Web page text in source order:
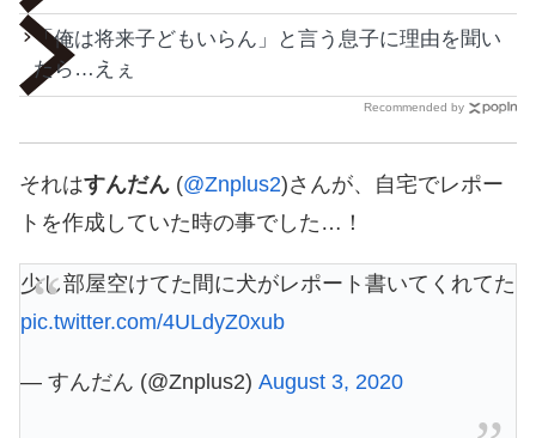
「俺は将来子どもいらん」と言う息子に理由を聞い
たら…えぇ
Recommended by
それはすんだん (@Znplus2)さんが、自宅でレポー
トを作成していた時の事でした…！
少し部屋空けてた間に犬がレポート書いてくれてた
pic.twitter.com/4ULdyZ0xub
— すんだん (@Znplus2) August 3, 2020